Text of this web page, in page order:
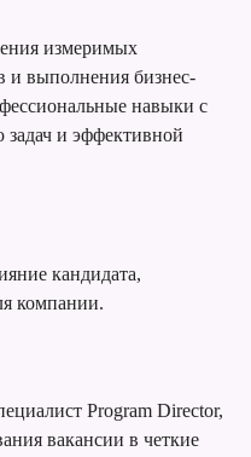
измеримых
и выполнения бизнес-
навыки с
и эффективной
кандидата,
компании.
Program Director,
вакансии в четкие